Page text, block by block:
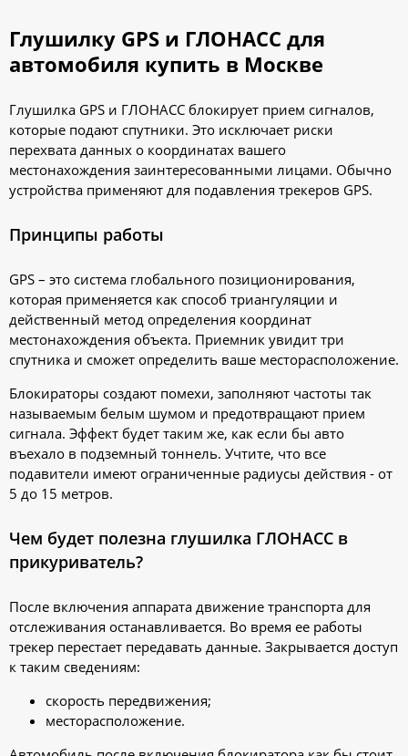
Глушилку GPS и ГЛОНАСС для
автомобиля купить в Москве
Глушилка GPS и ГЛОНАСС блокирует прием сигналов,
которые подают спутники. Это исключает риски
перехвата данных о координатах вашего
местонахождения заинтересованными лицами. Обычно
устройства применяют для подавления трекеров GPS.
Принципы работы
GPS – это система глобального позиционирования,
которая применяется как способ триангуляции и
действенный метод определения координат
местонахождения объекта. Приемник увидит три
спутника и сможет определить ваше месторасположение.
Блокираторы создают помехи, заполняют частоты так
называемым белым шумом и предотвращают прием
сигнала. Эффект будет таким же, как если бы авто
въехало в подземный тоннель. Учтите, что все
подавители имеют ограниченные радиусы действия - от
5 до 15 метров.
Чем будет полезна глушилка ГЛОНАСС в
прикуриватель?
После включения аппарата движение транспорта для
отслеживания останавливается. Во время ее работы
трекер перестает передавать данные. Закрывается доступ
к таким сведениям:
скорость передвижения;
месторасположение.